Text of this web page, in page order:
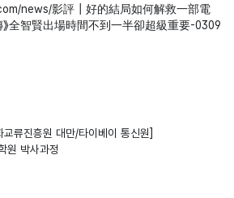
news/影評┃好的結局如何解救一部電
》全智賢出場時間不到一半卻超級重要-0309
류진흥원 대만/타이베이 통신원]
원 박사과정